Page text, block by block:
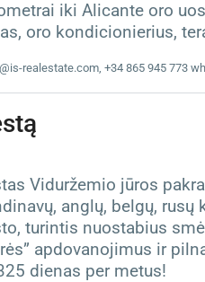
iki Alicante oro
oro kondicionierius,
realestate.com, +34 865 945 773
Viduržemio jūros
anglų, belgų, rusų
turintis nuostabius
apdovanojimus ir
dienas per metus!